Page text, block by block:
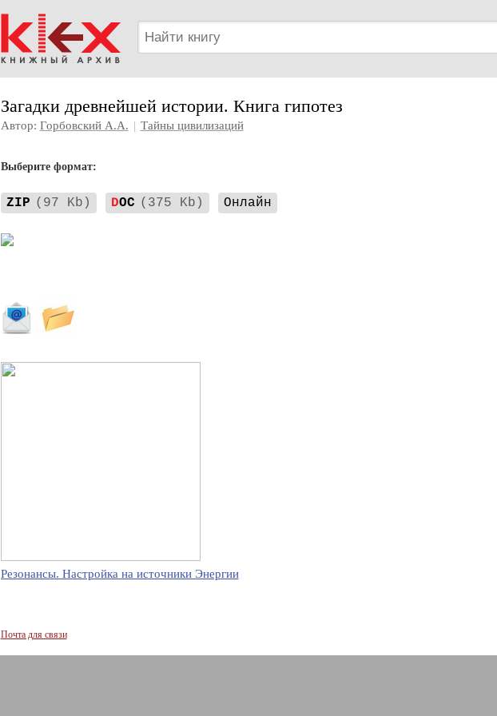
Загадки древнейшей истории. Книга гипотез
Автор: Горбовский А.А. | Тайны цивилизаций
Выберите формат:
ZIP (97 Kb) DOC (375 Kb) Онлайн
Резонансы. Настройка на источники Энергии
Почта для связи